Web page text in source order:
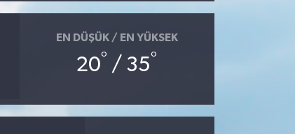
EN DÜŞÜK / EN YÜKSEK
20° / 35°